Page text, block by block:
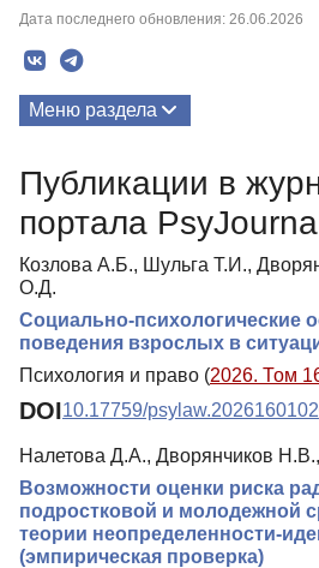
Дата последнего обновления: 26.06.2026
Меню раздела
Медиа-материалы
Публикации в
портала
Козлова А.Б., Шульга Т.И.,
О.Д.
Социально-психологические
поведения взрослых в
Психология и право (2026. Том
DOI10.17759/psylaw.2026160102
Налетова Д.А., Дворянчиков
Возможности оценки риска
подростковой и молодежной
теории неопределенности-
(эмпирическая проверка)